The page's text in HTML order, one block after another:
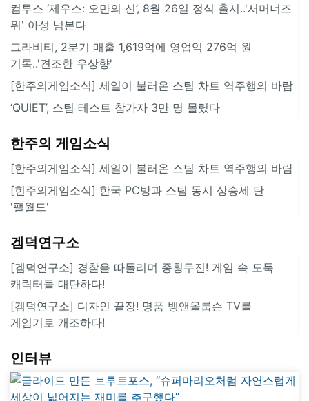
컴투스 ‘제우스: 오만의 신’, 8월 26일 정식 출시..'서머너즈
워' 아성 넘본다
그라비티, 2분기 매출 1,619억에 영업익 276억 원
기록..'견조한 우상향'
[한주의게임소식] 세일이 불러온 스팀 차트 역주행의 바람
‘QUIET’, 스팀 테스트 참가자 3만 명 몰렸다
한주의 게임소식
[한주의게임소식] 세일이 불러온 스팀 차트 역주행의 바람
[힌주의게임소식] 한국 PC방과 스팀 동시 상승세 탄
'팰월드'
겜덕연구소
[겜덕연구소] 경찰을 따돌리며 종횡무진! 게임 속 도둑
캐릭터들 대단하다!
[겜덕연구소] 디자인 끝장! 명품 뱅앤올룹슨 TV를
게임기로 개조하다!
인터뷰